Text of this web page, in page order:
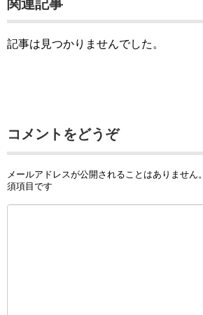
関連記事
記事は見つかりませんでした。
コメントをどうぞ
メールアドレスが公開されることはありません。
須項目です